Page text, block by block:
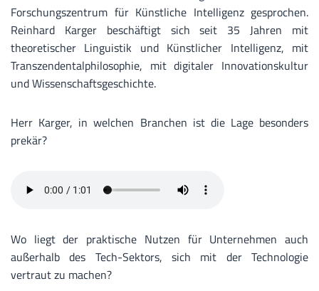
Forschungszentrum für Künstliche Intelligenz gesprochen.
Reinhard Karger beschäftigt sich seit 35 Jahren mit
theoretischer Linguistik und Künstlicher Intelligenz, mit
Transzendentalphilosophie, mit digitaler Innovationskultur
und Wissenschaftsgeschichte.
Herr Karger, in welchen Branchen ist die Lage besonders
prekär?
Wo liegt der praktische Nutzen für Unternehmen auch
außerhalb des Tech-Sektors, sich mit der Technologie
vertraut zu machen?